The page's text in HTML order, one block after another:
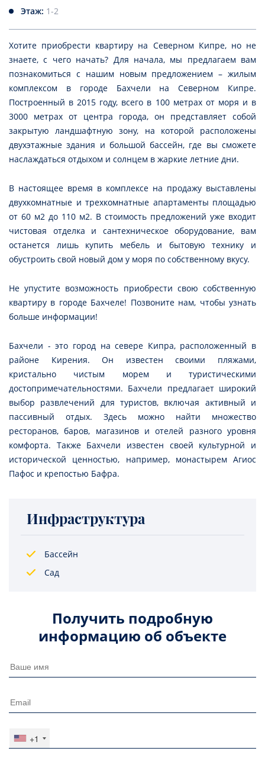
Этаж: 1-2
Хотите приобрести квартиру на Северном Кипре, но не
знаете, с чего начать? Для начала, мы предлагаем вам
познакомиться с нашим новым предложением – жилым
комплексом в городе Бахчели на Северном Кипре.
Построенный в 2015 году, всего в 100 метрах от моря и в
3000 метрах от центра города, он представляет собой
закрытую ландшафтную зону, на которой расположены
двухэтажные здания и большой бассейн, где вы сможете
наслаждаться отдыхом и солнцем в жаркие летние дни.
В настоящее время в комплексе на продажу выставлены
двухкомнатные и трехкомнатные апартаменты площадью
от 60 м2 до 110 м2. В стоимость предложений уже входит
чистовая отделка и сантехническое оборудование, вам
останется лишь купить мебель и бытовую технику и
обустроить свой новый дом у моря по собственному вкусу.
Не упустите возможность приобрести свою собственную
квартиру в городе Бахчеле! Позвоните нам, чтобы узнать
больше информации!
Бахчели - это город на севере Кипра, расположенный в
районе Кирения. Он известен своими пляжами,
кристально чистым морем и туристическими
достопримечательностями. Бахчели предлагает широкий
выбор развлечений для туристов, включая активный и
пассивный отдых. Здесь можно найти множество
ресторанов, баров, магазинов и отелей разного уровня
комфорта. Также Бахчели известен своей культурной и
исторической ценностью, например, монастырем Агиос
Пафос и крепостью Бафра.
Инфраструктура
Бассейн
Сад
Получить подробную
информацию об объекте
+1